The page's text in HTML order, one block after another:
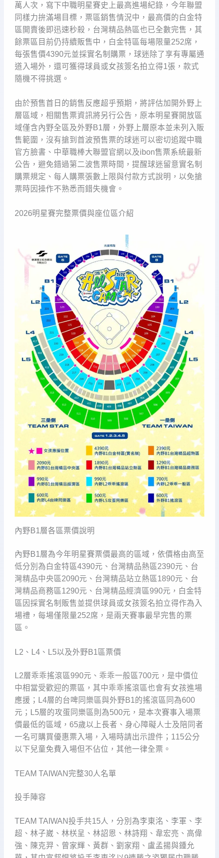
萬人次，寫下中職明星賽史上最高進場紀錄，今年聯盟
同樣力拚滿場目標，票區銷售情況中，最高價的白金特
區開賣後即迅速秒殺，台灣精品熱區也已全數完售，其
餘票區目前仍持續販售中，白金特區每場限量252席，
每張售價4390元並採實名制購票，球迷除了享有專屬通
道入場外，還可獲得球員或女孩簽名拍立得1張，款式
隨機不得挑選。
由於預售首日的銷售反應超乎預期，將評估加開外野上
層區域，相關售票資訊將另行公告，原本明星賽開放區
域僅含內野全區及外野B1層，外野上層原本並未列入販
售範圍，沒有搶到首波預售票的球迷可以密切追蹤中職
官方臉書、中華職棒大聯盟官網以及ibon售票系統最新
公告，避免錯過第二波售票時間，提醒球迷留意實名制
購票規定、每人購票張數上限與付款方式說明，以免搶
票時因操作不熟悉而錯失機會。
2026明星賽完整票價與座位區介紹
內野B1層各區票價說明
內野B1層為今年明星賽票價最高的區域，依價格由高至
低分別為白金特區4390元、台灣精品熱區2390元、台
灣精品中央區2090元、台灣精品站立熱區1890元、台
灣精品商務區1290元、台灣精品經濟區990元，白金特
區因採實名制販售並提供球員或女孩簽名拍立得作為入
場禮，每場僅限量252席，是兩天賽事最早完售的票
區。
L2、L4、L5以及外野B1區票價
L2層乖乖搖滾區990元、乖乖一般區700元，是中價位
中相當受歡迎的票區，其中乖乖搖滾區也會有女孩進場
應援；L4層的台啤同樂區與外野B1的搖滾區同為600
元；L5層的攻蛋同樂區則為500元，是本次賽事入場票
價最低的區域，65歲以上長者、身心障礙人士及陪同者
一名可購買優惠票入場，入場時請出示證件；115公分
以下兒童免費入場但不佔位，其他一律全票。
TEAM TAIWAN完整30人名單
投手陣容
TEAM TAIWAN投手共15人，分別為李東洺、李軍、李
超、林子崴、林栚呈、林詔恩、林詩翔、韋宏亮、高偉
強、陳克羿、曾家輝、黃群、劉家翔、盧孟揚與鍾允